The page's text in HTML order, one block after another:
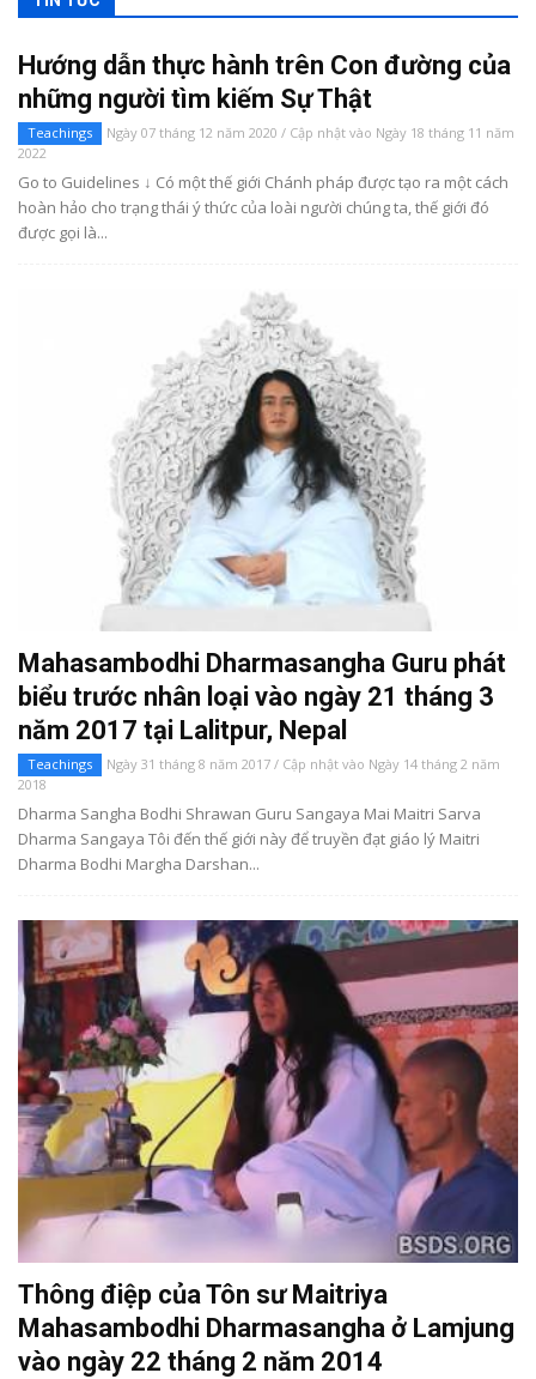
Hướng dẫn thực hành trên Con đường của
những người tìm kiếm Sự Thật
Teachings
Ngày 07 tháng 12 năm 2020 / Cập nhật vào Ngày 18 tháng 11 năm
2022
Go to Guidelines ↓ Có một thế giới Chánh pháp được tạo ra một cách
hoàn hảo cho trạng thái ý thức của loài người chúng ta, thế giới đó
được gọi là...
Mahasambodhi Dharmasangha Guru phát
biểu trước nhân loại vào ngày 21 tháng 3
năm 2017 tại Lalitpur, Nepal
Teachings
Ngày 31 tháng 8 năm 2017 / Cập nhật vào Ngày 14 tháng 2 năm
2018
Dharma Sangha Bodhi Shrawan Guru Sangaya Mai Maitri Sarva
Dharma Sangaya Tôi đến thế giới này để truyền đạt giáo lý Maitri
Dharma Bodhi Margha Darshan...
Thông điệp của Tôn sư Maitriya
Mahasambodhi Dharmasangha ở Lamjung
vào ngày 22 tháng 2 năm 2014